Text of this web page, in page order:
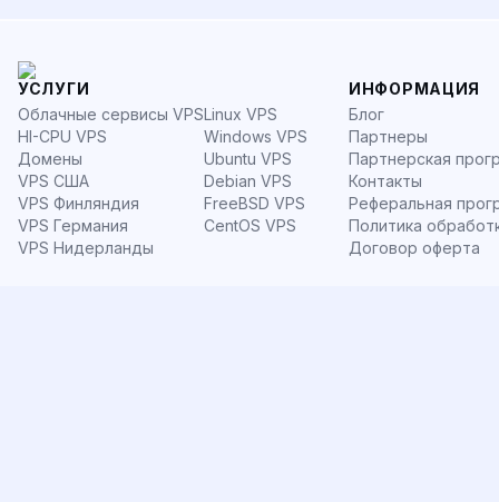
УСЛУГИ
Облачные сервисы VPS
HI-CPU VPS
Домены
VPS США
VPS Финляндия
VPS Германия
VPS Нидерланды
Linux VPS
Windows VPS
Ubuntu VPS
Debian VPS
FreeBSD VPS
CentOS VPS
ИНФОРМАЦИЯ
Блог
Партнеры
Партнерская
Контакты
Реферальная
Политика
Договор оферта